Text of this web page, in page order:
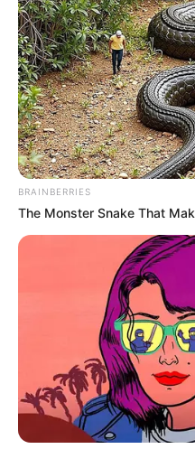
BRAINBERRIES
The Monster Snake That